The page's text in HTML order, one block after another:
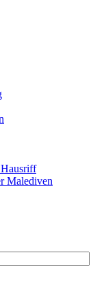
Malediven